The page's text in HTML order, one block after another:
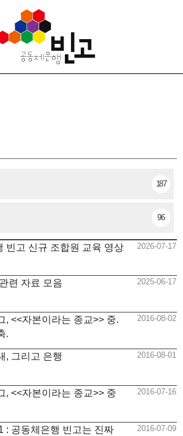
187
96
빈고 신규 조합원 교육 영상 2026-07-17
련 자료 모음 2025-06-17
, <<자본이라는 종교>> 중.
.
2016-08-02
, 그리고 은행 2016-08-01
, <<자본이라는 종교>> 중 2016-07-16
: 공동체은행 빈고는 진짜
2016-07-09